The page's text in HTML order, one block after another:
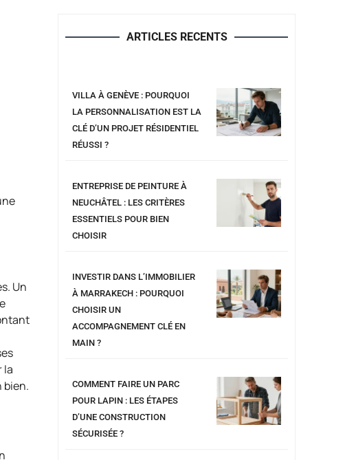
Un
la
bien.
ARTICLES RECENTS
VILLA À GENÈVE : POURQUOI
LA PERSONNALISATION EST LA
CLÉ D’UN PROJET RÉSIDENTIEL
RÉUSSI ?
ENTREPRISE DE PEINTURE À
NEUCHÂTEL : LES CRITÈRES
ESSENTIELS POUR BIEN
CHOISIR
INVESTIR DANS L’IMMOBILIER
À MARRAKECH : POURQUOI
CHOISIR UN
ACCOMPAGNEMENT CLÉ EN
MAIN ?
COMMENT FAIRE UN PARC
POUR LAPIN : LES ÉTAPES
D’UNE CONSTRUCTION
SÉCURISÉE ?